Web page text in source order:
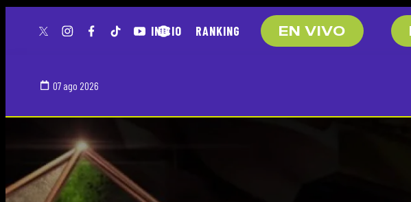
twitterinstagramfacebooktiktokyoutubespotify
INICIO RANKING EN VIVO
07 ago 2026